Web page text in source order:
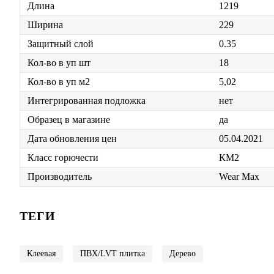
Длина
1219
Ширина
229
Защитный слой
0.35
Кол-во в уп шт
18
Кол-во в уп м2
5,02
Интегрированная подложка
нет
Образец в магазине
да
Дата обновления цен
05.04.2021
Класс горючести
КМ2
Производитель
Wear Max
ТЕГИ
Клеевая ПВХ/LVT плитка Дерево